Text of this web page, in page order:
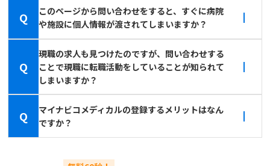
Q
このページから問い合わせをすると、すぐに病院
や施設に個人情報が渡されてしまいますか？
Q
現職の求人も見つけたのですが、問い合わせする
ことで現職に転職活動をしていることが知られて
しまいますか？
Q
マイナビコメディカルの登録するメリットはなん
ですか？